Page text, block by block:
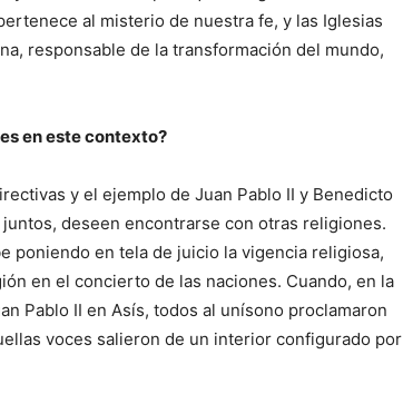
al misterio de nuestra fe, y las Iglesias
responsable de la transformación del mundo,
en este contexto?
y el ejemplo de Juan Pablo II y Benedicto
deseen encontrarse con otras religiones.
poniendo en tela de juicio la vigencia religiosa,
en el concierto de las naciones. Cuando, en la
Pablo II en Asís, todos al unísono proclamaron
voces salieron de un interior configurado por